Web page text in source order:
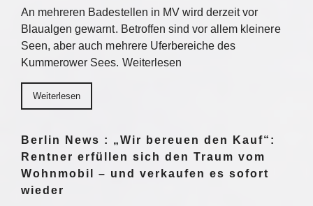
An mehreren Badestellen in MV wird derzeit vor
Blaualgen gewarnt. Betroffen sind vor allem kleinere
Seen, aber auch mehrere Uferbereiche des
Kummerower Sees. Weiterlesen
Weiterlesen
Berlin News : „Wir bereuen den Kauf“:
Rentner erfüllen sich den Traum vom
Wohnmobil – und verkaufen es sofort
wieder